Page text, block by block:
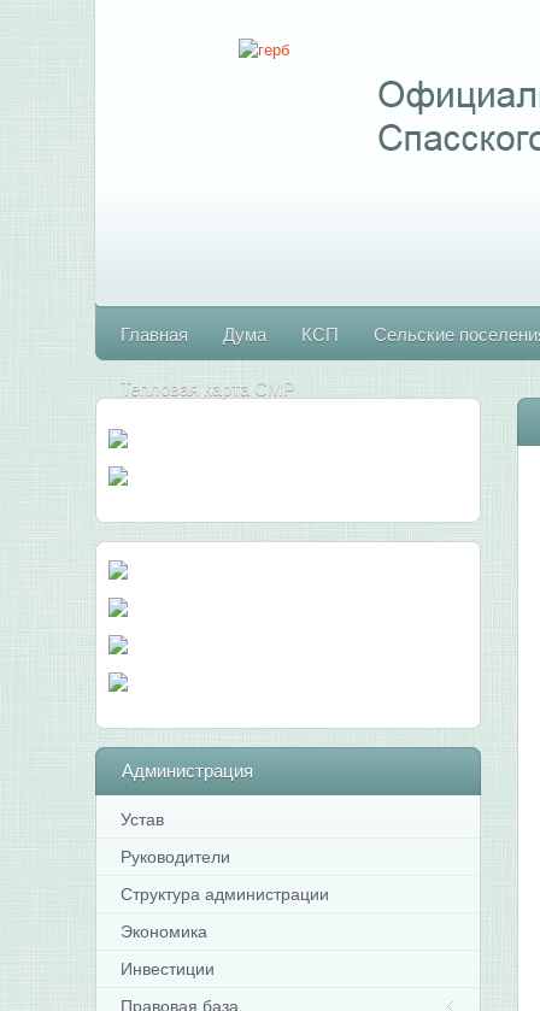
Главная Дума КСП Сельские
Тепловая карта СМР
Администрация
Устав
Руководители
Структура администрации
Экономика
Инвестиции
Правовая база